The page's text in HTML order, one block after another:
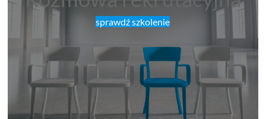
sprawdź szkolenie